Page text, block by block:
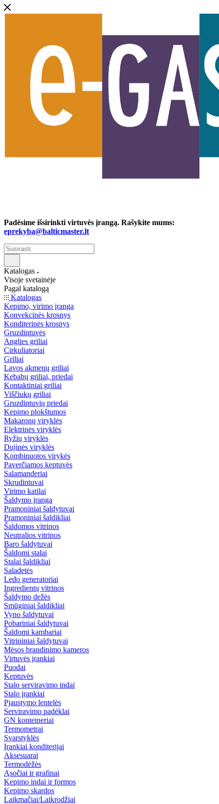
Padėsime išsirinkti virtuvės įrangą. Rašykite mums:
eprekyba@balticmaster.lt
Katalogas
Visoje svetainėje
Pagal katalogą
Katalogas
Kepimo, virimo įranga
Konvekcinės krosnys
Konditerinės krosnys
Gruzdintuvės
Anglies griliai
Cirkuliatoriai
Griliai
Lavos akmenų griliai
Kebabų griliai, priedai
Kontaktiniai griliai
Viščiukų griliai
Gruzdintuvių priedai
Kepimo plokštumos
Makaronų viryklės
Elektrinės viryklės
Ryžių viryklės
Dujinės viryklės
Kombinuotos virykės
Paverčiamos keptuvės
Salamanderiai
Skrudintuvai
Virimo katilai
Šaldymo įranga
Pramoniniai šaldytuvai
Pramoniniai šaldikliai
Šaldomos vitrinos
Neutralios vitrinos
Baro šaldytuvai
Šaldomi stalai
Stalai šaldikliai
Saladetės
Ledo generatoriai
Ingredientų vitrinos
Šaldymo dežės
Smūginiai šaldikliai
Vyno šaldytuvai
Pobariniai šaldytuvai
Šaldomi kambariai
Vitrininiai šaldytuvai
Mėsos brandinimo kameros
Virtuvės įrankiai
Puodai
Keptuvės
Stalo serviravimo indai
Stalo įrankiai
Pjaustymo lentelės
Serviravimo padėklai
GN konteineriai
Termometrai
Svarstyklės
Įrankiai konditerijai
Aksesuarai
Termodėžės
Ąsočiai ir grafinai
Kepimo indai ir formos
Kepimo skardos
Laikmačiai/Laikrodžiai